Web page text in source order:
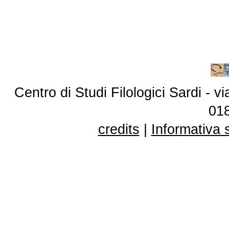
Centro di Studi Filologici Sardi -
credits
Informativa